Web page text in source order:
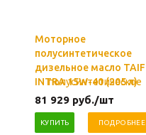
Моторное
полусинтетическое
дизельное масло TAIF
INTRA 15W-40 (205 л)
81 929 руб./шт
КУПИТЬ ПОДРОБНЕЕ